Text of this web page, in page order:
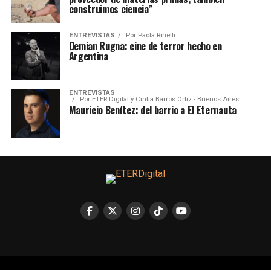
construimos ciencia”
ENTREVISTAS Por Paola Rinetti
Demian Rugna: cine de terror hecho en
Argentina
ENTREVISTAS
Por ETER Digital y Cintia Barros Ortiz - Buenos Aires
Mauricio Benítez: del barrio a El Eternauta